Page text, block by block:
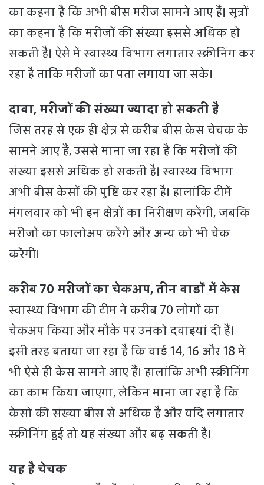
का कहना है कि अभी बीस मरीज सामने आए हैं। सूत्रों
का कहना है कि मरीजों की संख्या इससे अधिक हो
सकती है। ऐसे में स्वास्थ्य विभाग लगातार स्क्रीनिंग कर
रहा है ताकि मरीजों का पता लगाया जा सके।
दावा, मरीजों की संख्या ज्यादा हाे सकती है
जिस तरह से एक ही क्षेत्र से करीब बीस केस चेचक के
सामने आए हैं, उससे माना जा रहा है कि मरीजों की
संख्या इससे अधिक हो सकती है। स्वास्थ्य विभाग
अभी बीस केसों की पुष्टि कर रहा है। हालांकि टीमें
मंगलवार को भी इन क्षेत्रों का निरीक्षण करेंगी, जबकि
मरीजों का फालोअप करेंगे और अन्य को भी चेक
करेंगी।
करीब 70 मरीजों का चेकअप, तीन वार्डों में केस
स्वास्थ्य विभाग की टीम ने करीब 70 लोगों का
चेकअप किया और मौके पर उनको दवाइयां दी हैं।
इसी तरह बताया जा रहा है कि वार्ड 14, 16 और 18 में
भी ऐसे ही केस सामने आए हैं। हालांकि अभी स्क्रीनिंग
का काम किया जाएगा, लेकिन माना जा रहा है कि
केसों की संख्या बीस से अधिक है और यदि लगातार
स्क्रीनिंग हुई तो यह संख्या और बढ़ सकती है।
यह है चेचक